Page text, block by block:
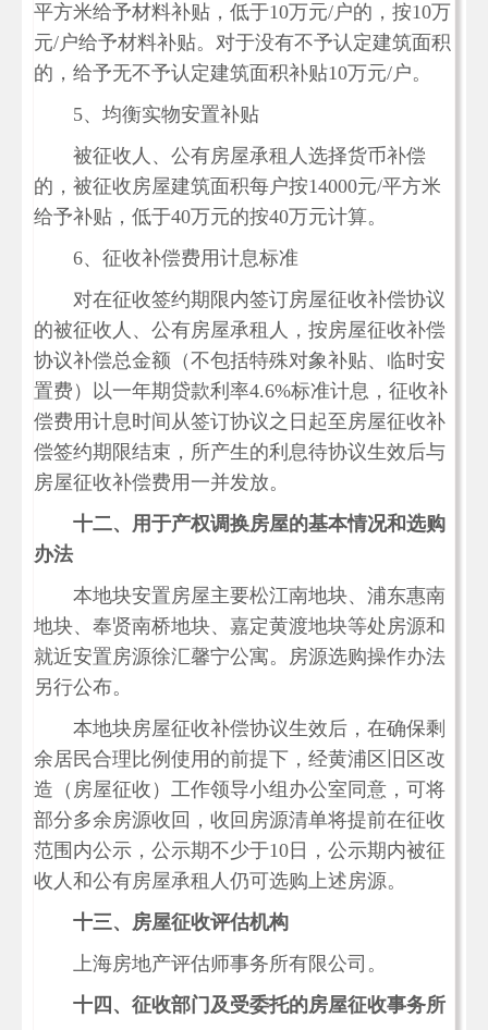
平方米给予材料补贴，低于10万元/户的，按10万
元/户给予材料补贴。对于没有不予认定建筑面积
的，给予无不予认定建筑面积补贴10万元/户。
5、均衡实物安置补贴
被征收人、公有房屋承租人选择货币补偿
的，被征收房屋建筑面积每户按14000元/平方米
给予补贴，低于40万元的按40万元计算。
6、征收补偿费用计息标准
对在征收签约期限内签订房屋征收补偿协议
的被征收人、公有房屋承租人，按房屋征收补偿
协议补偿总金额（不包括特殊对象补贴、临时安
置费）以一年期贷款利率4.6%标准计息，征收补
偿费用计息时间从签订协议之日起至房屋征收补
偿签约期限结束，所产生的利息待协议生效后与
房屋征收补偿费用一并发放。
十二、用于产权调换房屋的基本情况和选购
办法
本地块安置房屋主要松江南地块、浦东惠南
地块、奉贤南桥地块、嘉定黄渡地块等处房源和
就近安置房源徐汇馨宁公寓。房源选购操作办法
另行公布。
本地块房屋征收补偿协议生效后，在确保剩
余居民合理比例使用的前提下，经黄浦区旧区改
造（房屋征收）工作领导小组办公室同意，可将
部分多余房源收回，收回房源清单将提前在征收
范围内公示，公示期不少于10日，公示期内被征
收人和公有房屋承租人仍可选购上述房源。
十三、房屋征收评估机构
上海房地产评估师事务所有限公司。
十四、征收部门及受委托的房屋征收事务所